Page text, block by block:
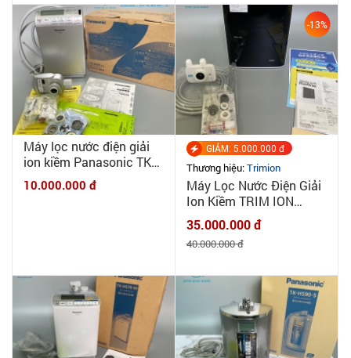
Máy lọc nước điện giải
ion kiềm Panasonic TK
8032 - Combo đầy đủ
phụ kiện bao lắp đặt -
10.000.000 đ
-13%
GIẢM: 5.000.000 đ
Thương hiệu:Trimion
Máy Lọc Nước Điện Giải
Ion Kiềm TRIM ION
REFINE - NEW 100%
35.000.000 đ
40.000.000 đ